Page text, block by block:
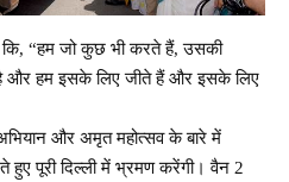
कि, “हम जो कुछ भी करते हैं, उसकी
है और हम इसके लिए जीते हैं और इसके लिए
और अमृत महोत्सव के बारे में
हुए पूरी दिल्ली में भ्रमण करेंगी। वैन 2